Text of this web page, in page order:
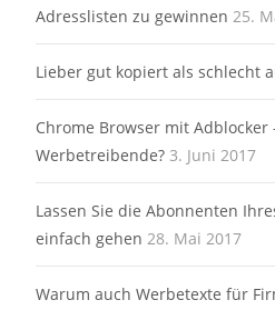
Adresslisten zu gewinnen 25.
Lieber gut kopiert als schlecht
Chrome Browser mit
Werbetreibende? 3. Juni 2017
Lassen Sie die Abonnenten
einfach gehen 28. Mai 2017
Warum auch Werbetexte für